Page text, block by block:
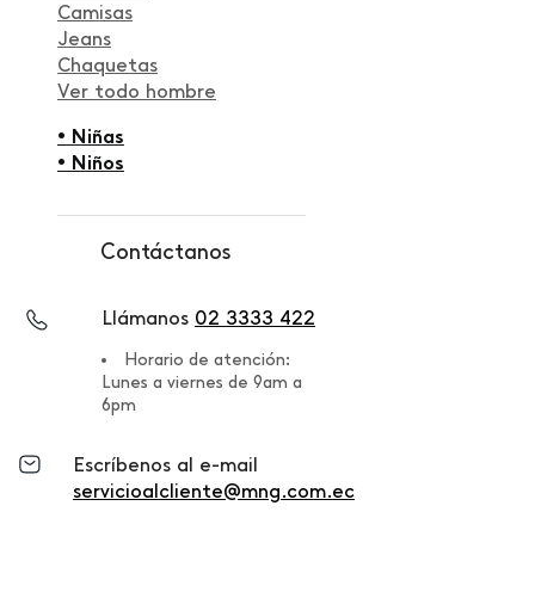
Camisas
Jeans
Chaquetas
Ver todo hombre
• Niñas
• Niños
Contáctanos
Llámanos 02 3333 422
Horario de atención:
Lunes a viernes de 9am a
6pm
Escríbenos al e-mail
servicioalcliente@mng.com.ec